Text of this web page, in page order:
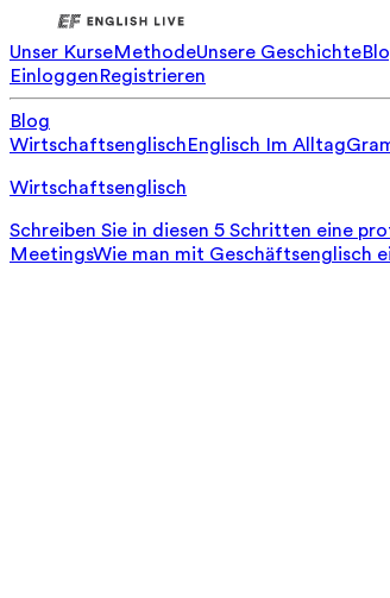
Unser KurseMethodeUnsere Geschichte
EinloggenRegistrieren
Blog
WirtschaftsenglischEnglisch Im Alltag
Wirtschaftsenglisch
Schreiben Sie in diesen 5 Schritten eine
MeetingsWie man mit Geschäftsenglisch